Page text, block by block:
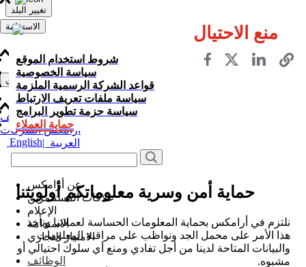
الاستدامة
الامتياز التجاري
الوظائف
أرامكس الشركات
English| العربية
عن أرامكس
علاقات المستثمرين
الإعلام
الاستدامة
الامتياز التجاري
الوظائف
تغيير البلد
منع الاحتيال
شروط استخدام الموقع
سياسة الخصوصية
قواعد الشركة الرسمية الملزمة
سياسة ملفات تعريف الارتباط
سياسة حزمة تطوير البرامج
حماية العملاء
حماية أمن وسرية معلوماتكم أولويتنا
نلتزم في أرامكس بحماية المعلومات الحساسة لعملائنا ونأخذ
هذا الأمر على محمل الجد ونواظب على مراقبة المعلومات
والبيانات المتاحة لدينا من أجل تفادي ومنع أي سلوك احتيالي أو
مشبوه.